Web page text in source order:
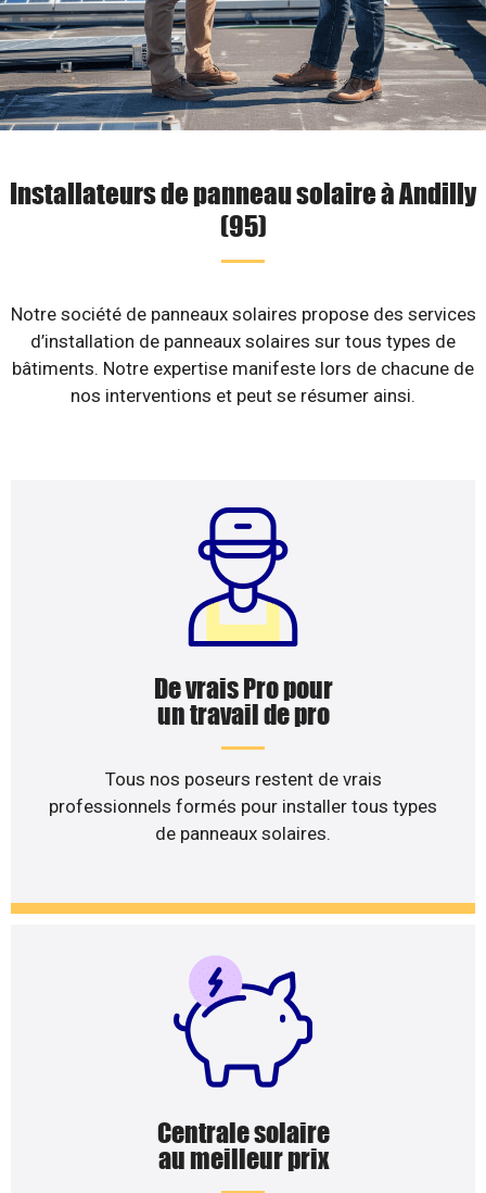
Installateurs de panneau solaire à Andilly
(95)
Notre société de panneaux solaires propose des services
d’installation de panneaux solaires sur tous types de
bâtiments. Notre expertise manifeste lors de chacune de
nos interventions et peut se résumer ainsi.
De vrais Pro pour
un travail de pro
Tous nos poseurs restent de vrais
professionnels formés pour installer tous types
de panneaux solaires.
Centrale solaire
au meilleur prix